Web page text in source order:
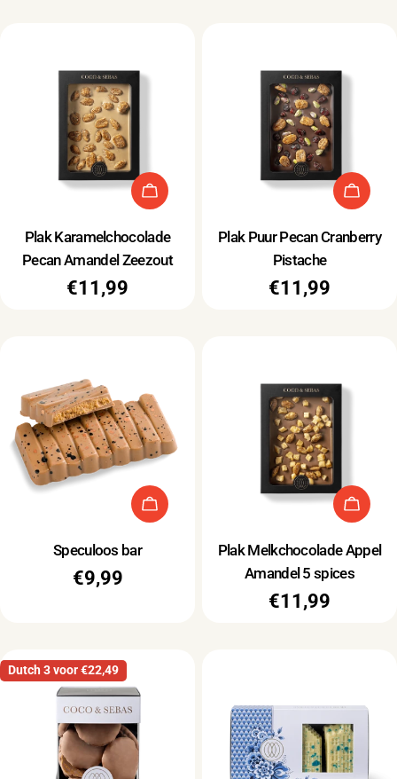
Type:
Plak Karamelchocolade
Pecan Amandel Zeezout
Normale
€11,99
Type:
Plak Puur Pecan Cranberry
Pistache
Normale
€11,99
Type:
Speculoos bar
Normale
€9,99
Type:
Plak Melkchocolade Appel
Amandel 5 spices
Normale
€11,99
Dutch 3 voor €22,49